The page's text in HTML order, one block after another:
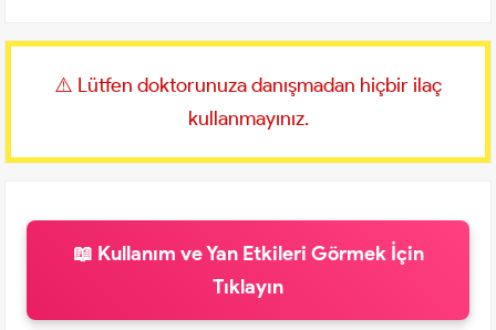
⚠️ Lütfen doktorunuza danışmadan hiçbir ilaç
kullanmayınız.
📖 Kullanım ve Yan Etkileri Görmek İçin
Tıklayın